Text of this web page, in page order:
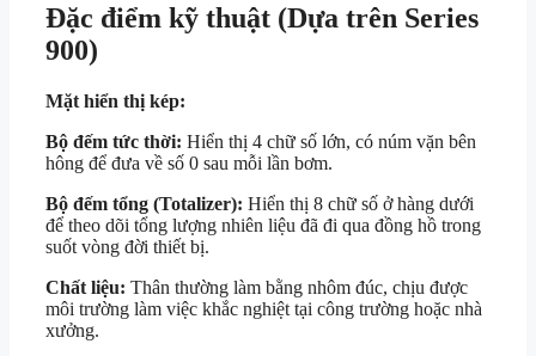
Đặc điểm kỹ thuật (Dựa trên Series
900)
Mặt hiển thị kép:
Bộ đếm tức thời: Hiển thị 4 chữ số lớn, có núm vặn bên
hông để đưa về số 0 sau mỗi lần bơm.
Bộ đếm tổng (Totalizer): Hiển thị 8 chữ số ở hàng dưới
để theo dõi tổng lượng nhiên liệu đã đi qua đồng hồ trong
suốt vòng đời thiết bị.
Chất liệu: Thân thường làm bằng nhôm đúc, chịu được
môi trường làm việc khắc nghiệt tại công trường hoặc nhà
xưởng.